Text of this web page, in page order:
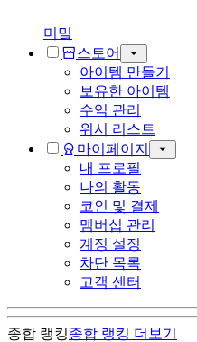
미밐
스토어
아이템 만들기
보유한 아이템
수익 관리
위시 리스트
마이페이지
내 프로필
나의 활동
코인 및 결제
멤버십 관리
계정 설정
차단 목록
고객 센터
종합 랭킹종합 랭킹 더보기